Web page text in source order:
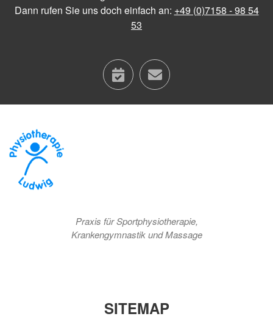
Dann rufen Sie uns doch einfach an: +49 (0)7158 - 98 54
53
calendar
contact
Praxis für Sportphysiotherapie,
Krankengymnastik und Massage
SITEMAP